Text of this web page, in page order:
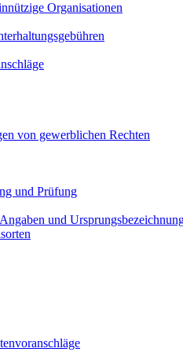
Organisationen
von gewerblichen Rechten
und Prüfung
und